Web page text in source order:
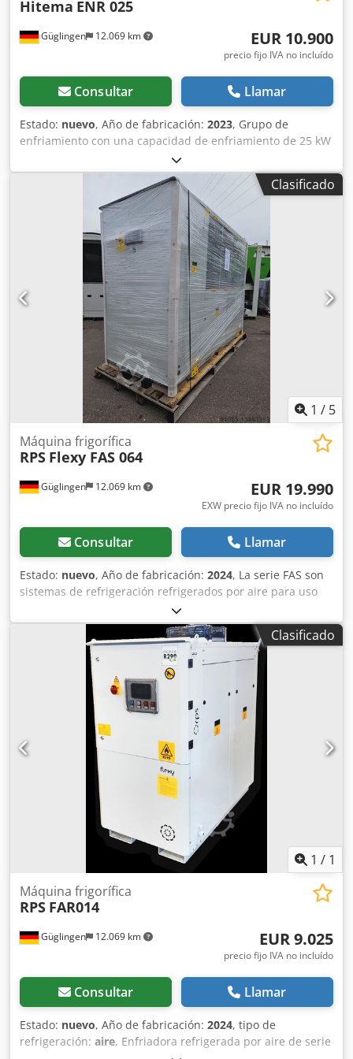
Güglingen 12.069 km
Hitema ENR 025
EUR 10.900
precio fijo IVA no incluído
Consultar Llamar
Estado: nuevo, Año de fabricación: 2023, Grupo de
enfriamiento con una capacidad de enfriamiento de 25 kW
a 7/12 °C, bomba interna P3, depósito de almacenamiento
interno de 110 litros, compresor de tipo scroll, evaporador
coaxial para aplicaciones industriales. Csdpfx AjgkanClasificado
1 / 5
Güglingen 12.069 km
Máquina frigorífica
RPS Flexy FAS 064
EUR 19.990
EXW precio fijo IVA no incluído
Consultar Llamar
Estado: nuevo, Año de fabricación: 2024, La serie FAS son
sistemas de refrigeración refrigerados por aire para uso
industrial. Se instalan en el exterior. El equipamiento del
FAS 064 es el siguiente: depósito interno cerrado, así como
una bomba de 3 bar y compresores scroll, paquete de
invierno hasta -10°C, El evaporador es un haz de tubos
instalado en el depósito interno. Chjdpfx Aber D R Ubepoa
El refrigerante utilizado es R454B Capacidad de
refrigeración a 12/7°C y 35°C de temperatura ambiente
Clasificado
1 / 1
Güglingen 12.069 km
Máquina frigorífica
RPS FAR014
EUR 9.025
precio fijo IVA no incluído
Consultar Llamar
Estado: nuevo, Año de fabricación: 2024, tipo de
refrigeración: aire, Enfriadora refrigerada por aire de serie